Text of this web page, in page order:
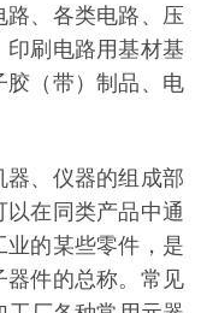
、各类电路、压
刷电路用基材基
胶（带）制品、电
、仪器的组成部
在同类产品中通
业的某些零件，是
器件的总称。常见